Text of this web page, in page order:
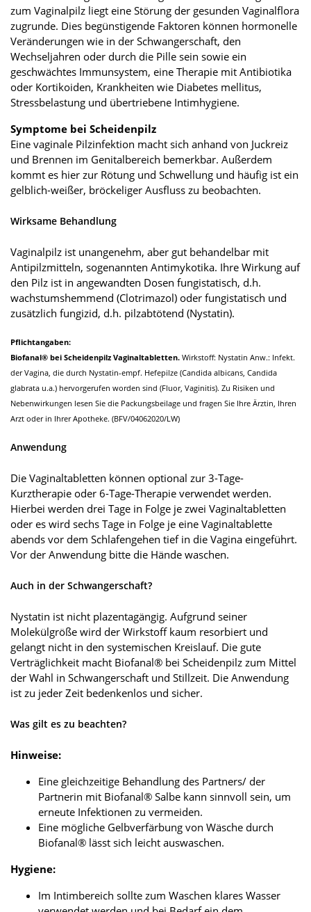
zum Vaginalpilz liegt eine Störung der gesunden Vaginalflora
zugrunde. Dies begünstigende Faktoren können hormonelle
Veränderungen wie in der Schwangerschaft, den
Wechseljahren oder durch die Pille sein sowie ein
geschwächtes Immunsystem, eine Therapie mit Antibiotika
oder Kortikoiden, Krankheiten wie Diabetes mellitus,
Stressbelastung und übertriebene Intimhygiene.
Symptome bei Scheidenpilz
Eine vaginale Pilzinfektion macht sich anhand von Juckreiz
und Brennen im Genitalbereich bemerkbar. Außerdem
kommt es hier zur Rötung und Schwellung und häufig ist ein
gelblich-weißer, bröckeliger Ausfluss zu beobachten.
Wirksame Behandlung
Vaginalpilz ist unangenehm, aber gut behandelbar mit
Antipilzmitteln, sogenannten Antimykotika. Ihre Wirkung auf
den Pilz ist in angewandten Dosen fungistatisch, d.h.
wachstumshemmend (Clotrimazol) oder fungistatisch und
zusätzlich fungizid, d.h. pilzabtötend (Nystatin).
Pflichtangaben:
Biofanal® bei Scheidenpilz Vaginaltabletten. Wirkstoff: Nystatin Anw.: Infekt.
der Vagina, die durch Nystatin-empf. Hefepilze (Candida albicans, Candida
glabrata u.a.) hervorgerufen worden sind (Fluor, Vaginitis). Zu Risiken und
Nebenwirkungen lesen Sie die Packungsbeilage und fragen Sie Ihre Ärztin, Ihren
Arzt oder in Ihrer Apotheke. (BFV/04062020/LW)
Anwendung
Die Vaginaltabletten können optional zur 3-Tage-
Kurztherapie oder 6-Tage-Therapie verwendet werden.
Hierbei werden drei Tage in Folge je zwei Vaginaltabletten
oder es wird sechs Tage in Folge je eine Vaginaltablette
abends vor dem Schlafengehen tief in die Vagina eingeführt.
Vor der Anwendung bitte die Hände waschen.
Auch in der Schwangerschaft?
Nystatin ist nicht plazentagängig. Aufgrund seiner
Molekülgröße wird der Wirkstoff kaum resorbiert und
gelangt nicht in den systemischen Kreislauf. Die gute
Verträglichkeit macht Biofanal® bei Scheidenpilz zum Mittel
der Wahl in Schwangerschaft und Stillzeit. Die Anwendung
ist zu jeder Zeit bedenkenlos und sicher.
Was gilt es zu beachten?
Hinweise:
Eine gleichzeitige Behandlung des Partners/ der
Partnerin mit Biofanal® Salbe kann sinnvoll sein, um
erneute Infektionen zu vermeiden.
Eine mögliche Gelbverfärbung von Wäsche durch
Biofanal® lässt sich leicht auswaschen.
Hygiene:
Im Intimbereich sollte zum Waschen klares Wasser